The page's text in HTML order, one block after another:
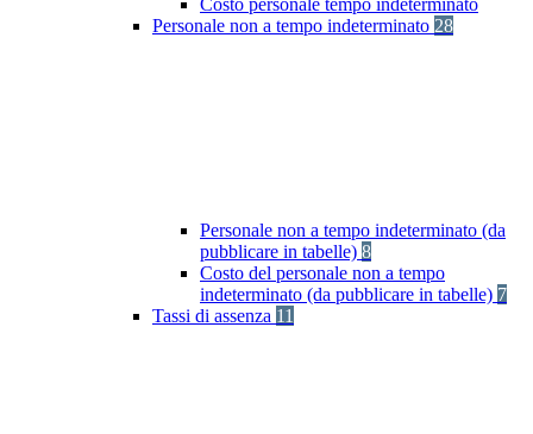
Costo personale tempo indeterminato
Personale non a tempo indeterminato 28
Personale non a tempo indeterminato (da
pubblicare in tabelle) 8
Costo del personale non a tempo
indeterminato (da pubblicare in tabelle) 7
Tassi di assenza 11